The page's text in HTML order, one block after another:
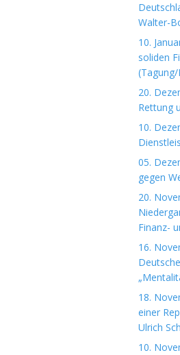
Walter-
10.
soliden
20.
Rettung
10.
05.
gegen
20.
Finanz-
16.
18.
einer
Ulrich
10.